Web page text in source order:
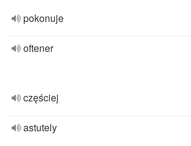
pokonuje
oftener
częściej
astutely